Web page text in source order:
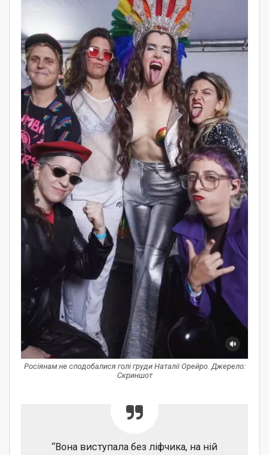
Росіянам не сподобалися голі груди Наталії Орейро. Джерело:
Скриншот
“Вона виступала без ліфчика, на ній